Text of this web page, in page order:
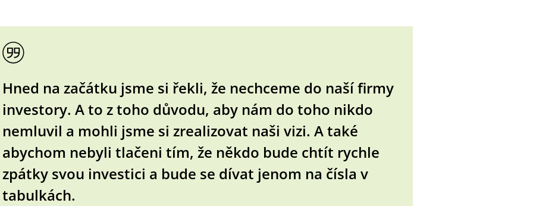
Hned na začátku jsme si řekli, že nechceme do naší firmy
investory. A to z toho důvodu, aby nám do toho nikdo
nemluvil a mohli jsme si zrealizovat naši vizi. A také
abychom nebyli tlačeni tím, že někdo bude chtít rychle
zpátky svou investici a bude se dívat jenom na čísla v
tabulkách.